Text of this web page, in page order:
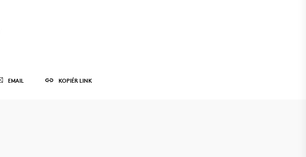
EMAIL KOPIÉR LINK